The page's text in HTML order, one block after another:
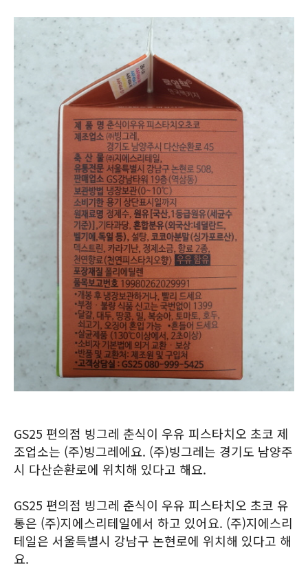
GS25 편의점 빙그레 춘식이 우유 피스타치오 초코 제
조업소는 (주)빙그레에요. (주)빙그레는 경기도 남양주
시 다산순환로에 위치해 있다고 해요.
GS25 편의점 빙그레 춘식이 우유 피스타치오 초코 유
통은 (주)지에스리테일에서 하고 있어요. (주)지에스리
테일은 서울특별시 강남구 논현로에 위치해 있다고 해
요.